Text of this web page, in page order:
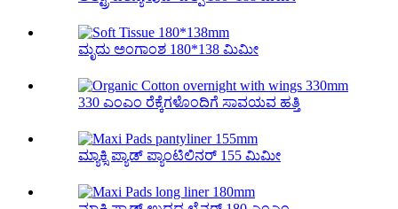
ಮೃದು ಅಂಗಾಂಶ 180*138 ಮಿಮೀ
330 ಎಂಎಂ ರೆಕ್ಕೆಗಳೊಂದಿಗೆ ಸಾವಯವ ಹತ್ತಿ
ಮ್ಯಾಕ್ಸಿ ಪ್ಯಾಡ್ ಪ್ಯಾಂಟಿಲಿನರ್ 155 ಮಿಮೀ